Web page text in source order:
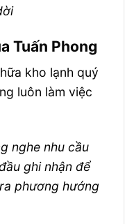
Tuấn Phong
kho lạnh quý
luôn làm việc
nghe nhu cầu
ghi nhận để
phương hướng